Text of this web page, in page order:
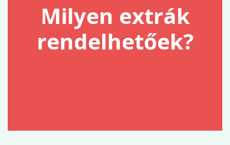
Milyen extrák
rendelhetőek?